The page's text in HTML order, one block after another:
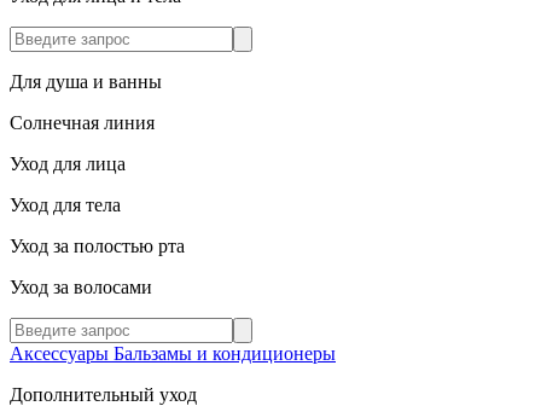
Для душа и ванны
Солнечная линия
Уход для лица
Уход для тела
Уход за полостью рта
Уход за волосами
Аксессуары Бальзамы и кондиционеры
Дополнительный уход